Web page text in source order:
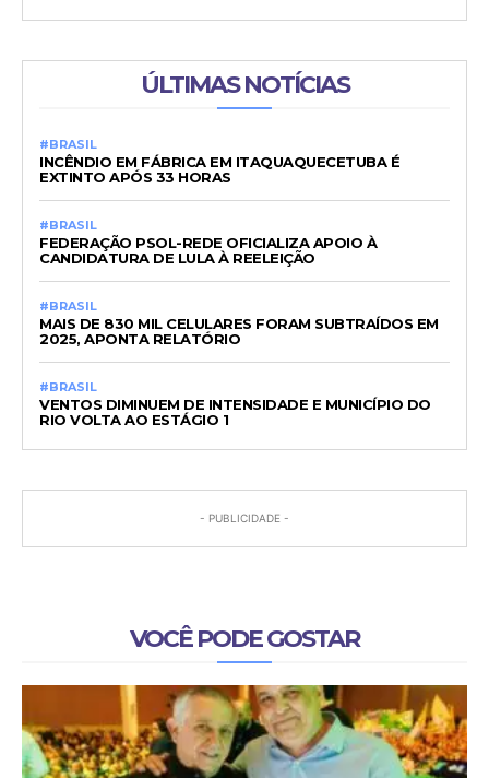
ÚLTIMAS NOTÍCIAS
#BRASIL
INCÊNDIO EM FÁBRICA EM ITAQUAQUECETUBA É
EXTINTO APÓS 33 HORAS
#BRASIL
FEDERAÇÃO PSOL-REDE OFICIALIZA APOIO À
CANDIDATURA DE LULA À REELEIÇÃO
#BRASIL
MAIS DE 830 MIL CELULARES FORAM SUBTRAÍDOS EM
2025, APONTA RELATÓRIO
#BRASIL
VENTOS DIMINUEM DE INTENSIDADE E MUNICÍPIO DO
RIO VOLTA AO ESTÁGIO 1
- PUBLICIDADE -
VOCÊ PODE GOSTAR